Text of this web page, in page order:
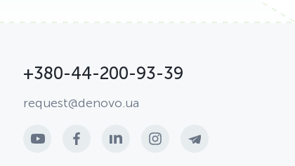
+380-44-200-93-39
request@denovo.ua